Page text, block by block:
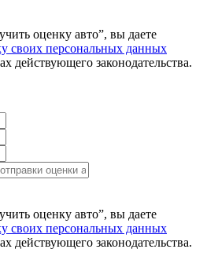
оценку авто”, вы даете
своих персональных данных
действующего законодательства.
оценку авто”, вы даете
своих персональных данных
действующего законодательства.